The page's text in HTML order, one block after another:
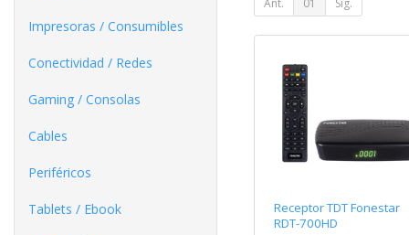
Impresoras / Consumibles
Conectividad / Redes
Gaming / Consolas
Cables
Periféricos
Tablets / Ebook
Ant. 01 Sig.
Receptor TDT Fonestar
RDT-700HD